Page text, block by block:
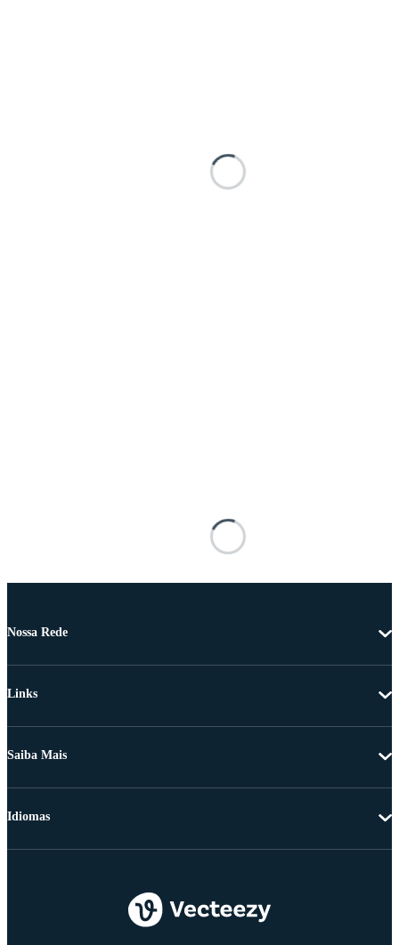
Nossa Rede
Links
Saiba Mais
Idiomas